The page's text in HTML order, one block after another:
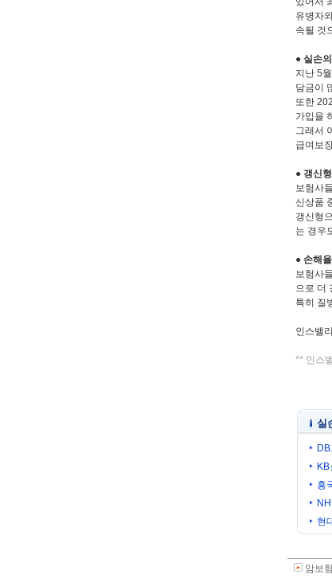
유병자
속될 것
● 실손
지난 5
담금이
또한
가입을
그래서
급여보
● 갱신
보험사
신상품
갱신형
는 경우
● 손해
보험사
으로 더
특히 질
인스밸
** 인스
실
흥
현
암보